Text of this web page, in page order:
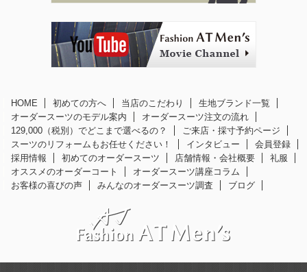
HOME 初めての方へ 当店のこだわり
生地ブランド一覧
オーダースーツのモデル案内
オーダースーツ注文の流れ
129,000（税別）でどこまで選べるの？
ご来店・採寸予約ページ
スーツのリフォームもお任せください！
インタビュー
会員登録
採用情報
初めてのオーダースーツ 店舗情報・会社概要
礼服
オススメのオーダーコート
オーダースーツ講座コラム
お客様の喜びの声
みんなのオーダースーツ調査 ブログ